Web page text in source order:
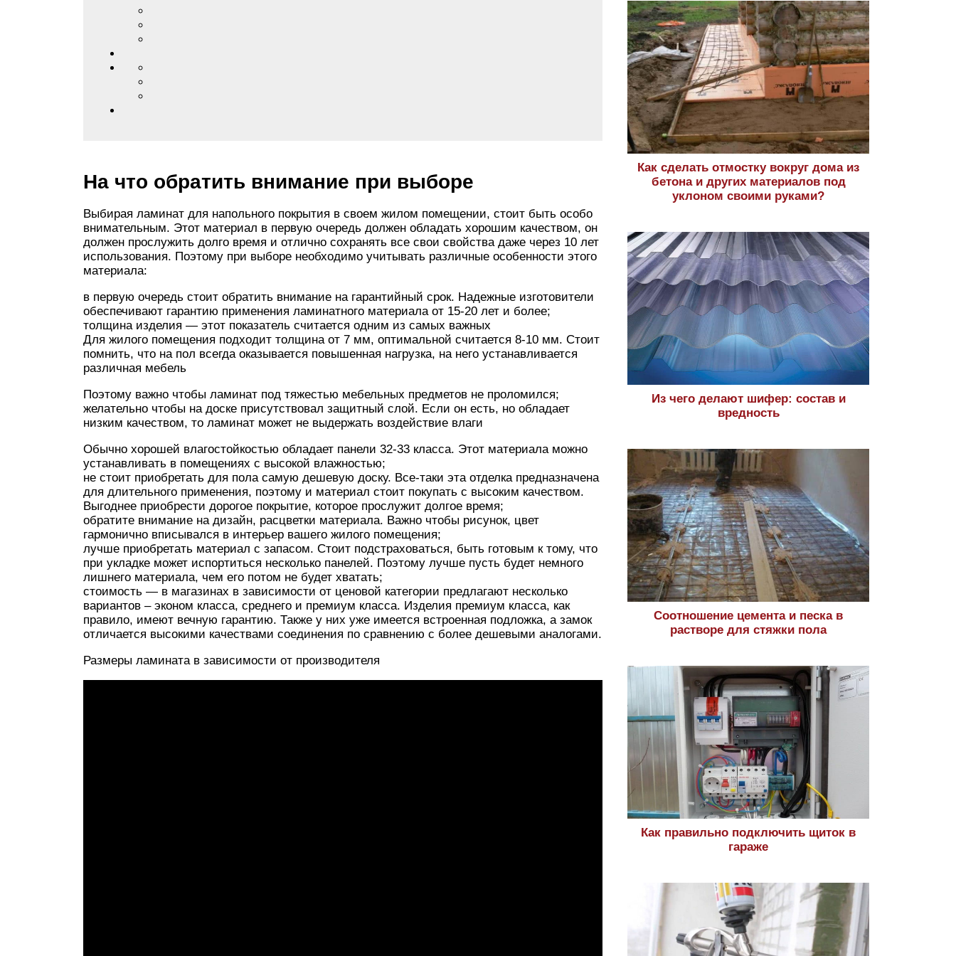
На что обратить внимание при выборе
Выбирая ламинат для напольного покрытия в своем жилом помещении, стоит быть особо
внимательным. Этот материал в первую очередь должен обладать хорошим качеством, он
должен прослужить долго время и отлично сохранять все свои свойства даже через 10 лет
использования. Поэтому при выборе необходимо учитывать различные особенности этого
материала:
в первую очередь стоит обратить внимание на гарантийный срок. Надежные изготовители
обеспечивают гарантию применения ламинатного материала от 15-20 лет и более;
толщина изделия — этот показатель считается одним из самых важных
Для жилого помещения подходит толщина от 7 мм, оптимальной считается 8-10 мм. Стоит
помнить, что на пол всегда оказывается повышенная нагрузка, на него устанавливается
различная мебель
Поэтому важно чтобы ламинат под тяжестью мебельных предметов не проломился;
желательно чтобы на доске присутствовал защитный слой. Если он есть, но обладает
низким качеством, то ламинат может не выдержать воздействие влаги
Обычно хорошей влагостойкостью обладает панели 32-33 класса. Этот материала можно
устанавливать в помещениях с высокой влажностью;
не стоит приобретать для пола самую дешевую доску. Все-таки эта отделка предназначена
для длительного применения, поэтому и материал стоит покупать с высоким качеством.
Выгоднее приобрести дорогое покрытие, которое прослужит долгое время;
обратите внимание на дизайн, расцветки материала. Важно чтобы рисунок, цвет
гармонично вписывался в интерьер вашего жилого помещения;
лучше приобретать материал с запасом. Стоит подстраховаться, быть готовым к тому, что
при укладке может испортиться несколько панелей. Поэтому лучше пусть будет немного
лишнего материала, чем его потом не будет хватать;
стоимость — в магазинах в зависимости от ценовой категории предлагают несколько
вариантов – эконом класса, среднего и премиум класса. Изделия премиум класса, как
правило, имеют вечную гарантию. Также у них уже имеется встроенная подложка, а замок
отличается высокими качествами соединения по сравнению с более дешевыми аналогами.
Размеры ламината в зависимости от производителя
Как сделать отмостку вокруг дома из
бетона и других материалов под
уклоном своими руками?
Из чего делают шифер: состав и
вредность
Соотношение цемента и песка в
растворе для стяжки пола
Как правильно подключить щиток в
гараже